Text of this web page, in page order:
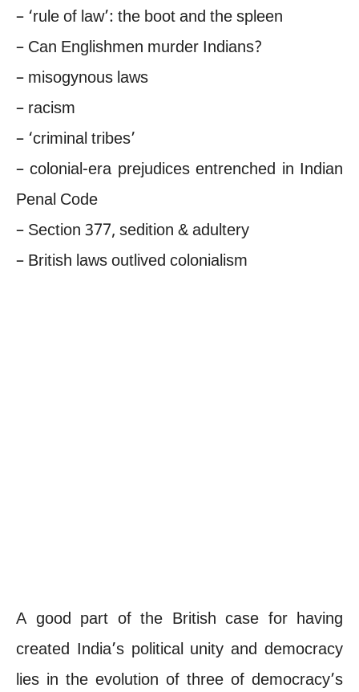
– ‘rule of law’: the boot and the spleen
– Can Englishmen murder Indians?
– misogynous laws
– racism
– ‘criminal tribes’
– colonial-era prejudices entrenched in Indian
Penal Code
– Section 377, sedition & adultery
– British laws outlived colonialism
A good part of the British case for having
created India’s political unity and democracy
lies in the evolution of three of democracy’s